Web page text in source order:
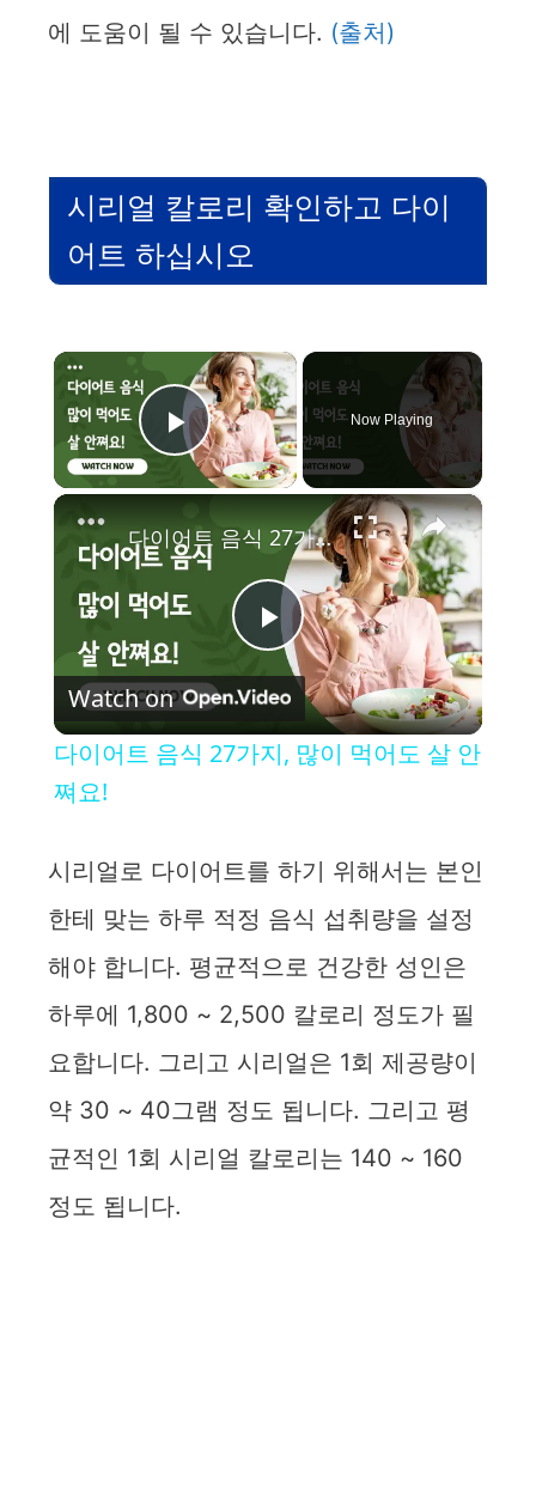
에 도움이 될 수 있습니다. (출처)
시리얼 칼로리 확인하고 다이
어트 하십시오
×
Play Video
Now Playing
×
P
l
y
V
i
d
e
다이어트 음식 27가지, 많이 먹어도 살 안쪄요!
Watch on
다이어트 음식 27가지, 많이 먹어도 살 안
쪄요!
시리얼로 다이어트를 하기 위해서는 본인
한테 맞는 하루 적정 음식 섭취량을 설정
해야 합니다. 평균적으로 건강한 성인은
하루에 1,800 ~ 2,500 칼로리 정도가 필
요합니다. 그리고 시리얼은 1회 제공량이
약 30 ~ 40그램 정도 됩니다. 그리고 평
균적인 1회 시리얼 칼로리는 140 ~ 160
정도 됩니다.